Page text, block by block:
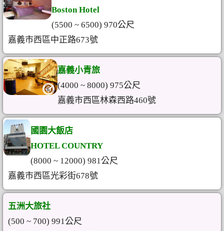
Boston Hotel
(5500 ~ 6500) 970公尺
嘉義市西區中正路673號
嘉義小青旅
(4000 ~ 8000) 975公尺
嘉義市西區林森西路460號
國園大飯店
HOTEL COUNTRY
(8000 ~ 12000) 981公尺
嘉義市西區光彩街678號
五洲大旅社
(500 ~ 700) 991公尺